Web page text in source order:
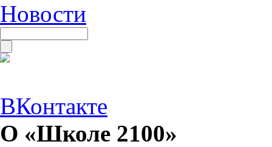
Новости
ВКонтакте
О «Школе 2100»